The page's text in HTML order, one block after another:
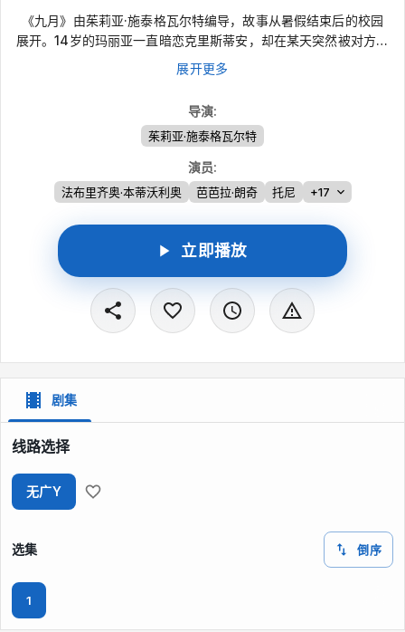
《九月》由茱莉亚·施泰格瓦尔特编导，故事从暑假结束后的校园
展开。14岁的玛丽亚一直暗恋克里斯蒂安，却在某天突然被对方注
意。克里斯蒂安通过她的同学塞尔吉奥传来一个直接而缺乏浪漫的
亲密邀约，玛丽亚立刻答应后又陷入慌乱。看出她的不知所措，塞
契合。
展开更多
导演:
茱莉亚·施泰格瓦尔特
演员:
法布里齐奥·本蒂沃利奥 芭芭拉·朗奇 托尼 +17
立即播放
剧集
线路选择
无广Y
选集 倒序
1